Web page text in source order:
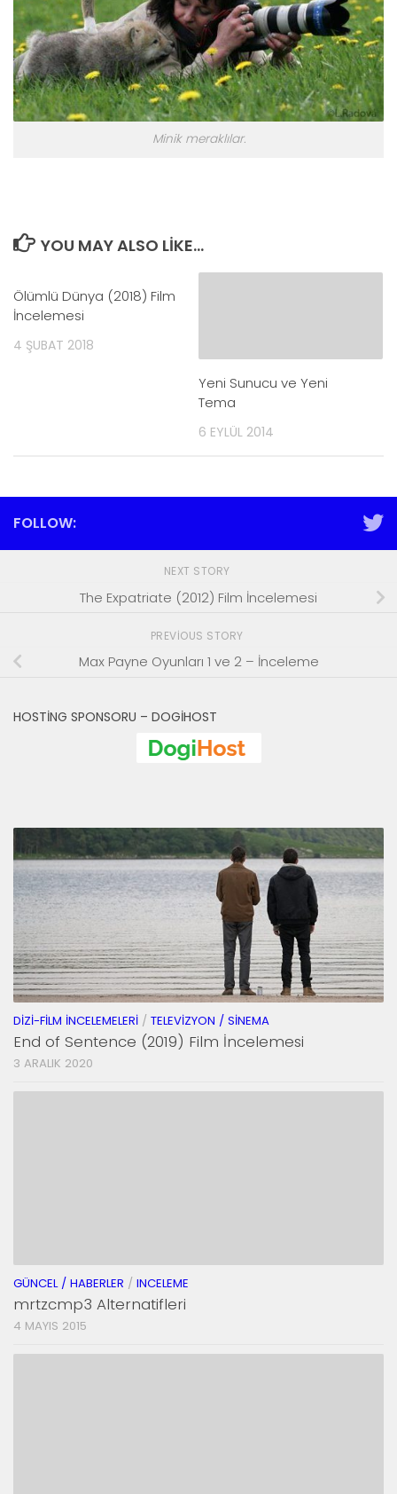
Minik meraklılar.
YOU MAY ALSO LIKE...
Ölümlü Dünya (2018) Film
İncelemesi
4 ŞUBAT 2018
Yeni Sunucu ve Yeni
Tema
6 EYLÜL 2014
FOLLOW:
NEXT STORY
The Expatriate (2012) Film İncelemesi
PREVIOUS STORY
Max Payne Oyunları 1 ve 2 – İnceleme
HOSTING SPONSORU – DOGIHOST
DIZI-FILM İNCELEMELERI / TELEVIZYON / SINEMA
End of Sentence (2019) Film İncelemesi
3 ARALIK 2020
GÜNCEL / HABERLER / INCELEME
mrtzcmp3 Alternatifleri
4 MAYIS 2015